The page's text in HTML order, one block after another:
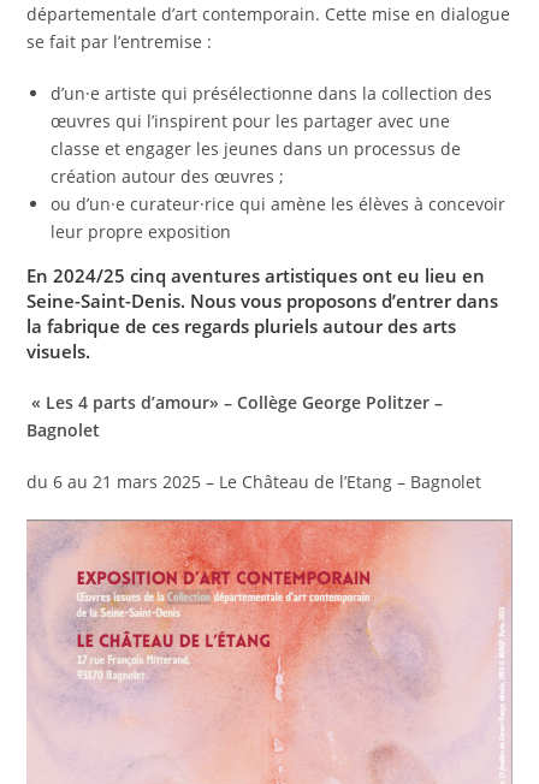
départementale d’art contemporain. Cette mise en dialogue
se fait par l’entremise :
d’un·e artiste qui présélectionne dans la collection des
œuvres qui l’inspirent pour les partager avec une
classe et engager les jeunes dans un processus de
création autour des œuvres ;
ou d’un·e curateur·rice qui amène les élèves à concevoir
leur propre exposition
En 2024/25 cinq aventures artistiques ont eu lieu en
Seine-Saint-Denis. Nous vous proposons d’entrer dans
la fabrique de ces regards pluriels autour des arts
visuels.
« Les 4 parts d’amour» – Collège George Politzer –
Bagnolet
du 6 au 21 mars 2025 – Le Château de l’Etang – Bagnolet